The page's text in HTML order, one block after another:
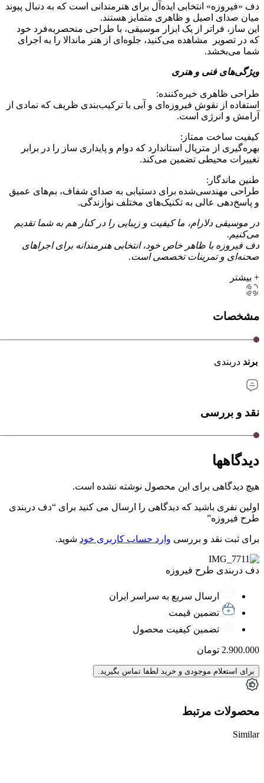
دف «فیروزه» انتخابی ایده‌آل برای هنرمندانی است که به دنبال پیوند
میان صدای اصیل و ظاهری متمایز هستند.
این ساز، فراتر از یک ابزار موسیقی، با طراحی منحصر‌به‌فرد خود
که در تصویر مشاهده می‌کنید، جلوه‌ای از هنر ماندالا را به اجرای
شما می‌بخشد.
ویژگی‌های فنی و هنری
طراحی ظاهری خیره‌کننده:
استفاده از نقوش فیروزه‌ای و آبی با ترکیب‌بندی ظریف که نمادی از
آرامش و انرژی است.
کیفیت ساخت ممتاز:
بهره‌گیری از متریال استاندارد که دوام و پایداری ساز را در برابر
تغییرات محیطی تضمین می‌کند.
طنین ماندگار:
طراحی مهندسی‌شده برای دستیابی به صدای شفاف، بم‌های عمیق
و پاسخ‌دهی عالی به تکنیک‌های مختلف نوازندگی.
در موسیقی دلارام، ما کیفیت و زیبایی را در کنار هم به شما تقدیم
می‌کنیم.
دف فیروزه با ظاهر خاص خود، انتخابی هنرمندانه برای اجراهای
صحنه‌ای و تمرینات تخصصی است.
+ بیشتر
مشخصات
برند دربندی
نقد و بررسی
دیدگاهها
هیچ دیدگاهی برای این محصول نوشته نشده است.
اولین نفری باشید که دیدگاهی را ارسال می کنید برای “دف دربندی
طرح فیروزه”
برای ثبت نقد و بررسی وارد حساب کاربری خود شوید.
دف دربندی طرح فیروزه
ارسال سریع به سراسر ایران
تضمین قیمت
تضمین کیفیت محصول
2.900.000 تومان
برای استعلام موجودی و خرید لطفا تماس بگیرید.
محصولات مرتبط
Similar